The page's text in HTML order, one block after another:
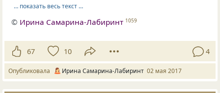
… показать весь текст …
© Ирина Самарина-Лабиринт 1059
67 10 4
Опубликовала Ирина Самарина-Лабиринт 02 мая 2017